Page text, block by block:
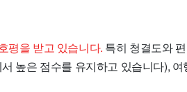
평을 받고 있습니다. 특히 청결도와
높은 점수를 유지하고 있습니다), 여